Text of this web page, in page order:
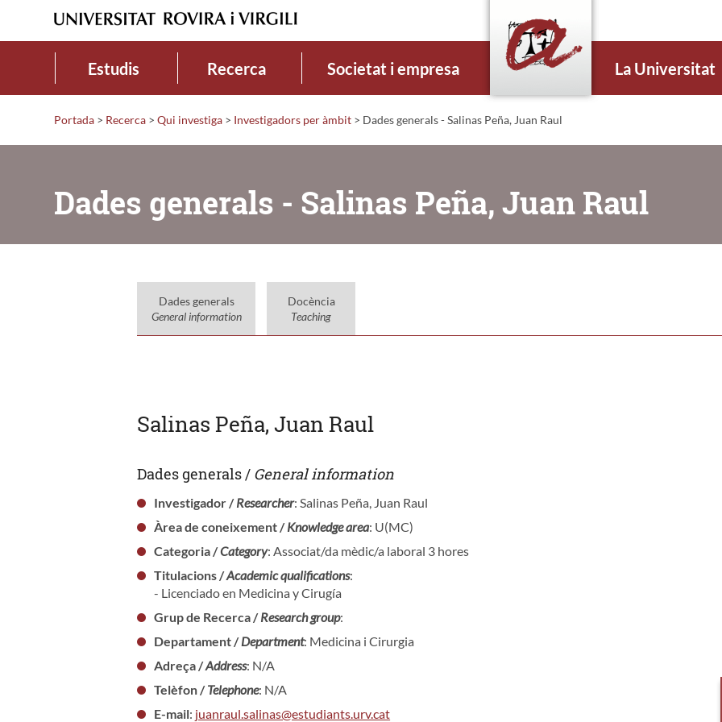
Estudis Recerca Societat i empresa La Universitat
Portada > Recerca > Qui investiga > Investigadors per àmbit > Dades generals - Salinas Peña, Juan Raul
Dades generals - Salinas Peña, Juan Raul
Dades generals
General information
Docència
Teaching
Salinas Peña, Juan Raul
Dades generals / General information
Investigador /Researcher: Salinas Peña, Juan Raul
Àrea de coneixement /Knowledge area: U(MC)
Categoria /Category: Associat/da mèdic/a laboral 3 hores
Titulacions /Academic qualifications:
- Licenciado en Medicina y Cirugía
Grup de Recerca /Research group:
Departament /Department: Medicina i Cirurgia
Adreça /Address: N/A
Telèfon /Telephone: N/A
E-mail: juanraul.salinas@estudiants.urv.cat